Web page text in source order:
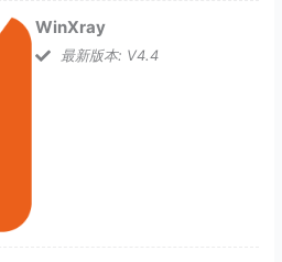
WinXray
最新版本: V4.4